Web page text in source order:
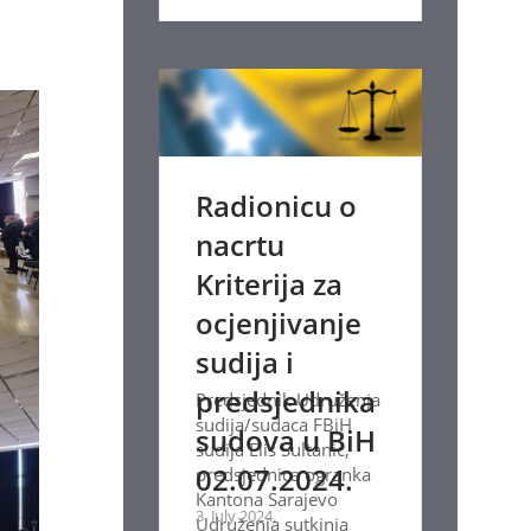
Radionicu o
nacrtu
Kriterija za
ocjenjivanje
sudija i
predsjednika
sudova u BiH
02.07.2024.
3. July 2024.
Predsjednik Udruženja
sudija/sudaca FBiH
sudija Elis Sultanić,
predsjednica ogranka
Kantona Sarajevo
Udruženja sutkinja